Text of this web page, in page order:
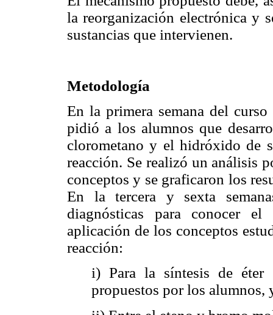
la reorganización electrónica y
sustancias que intervienen.
Metodología
En la primera semana del
pidió a los alumnos que
clorometano y el hidróxido de
reacción. Se realizó un análisis
conceptos y se graficaron los
En la tercera y sexta
diagnósticas para conocer
aplicación de los conceptos
reacción:
i) Para la síntesis de
propuestos por los alumnos,